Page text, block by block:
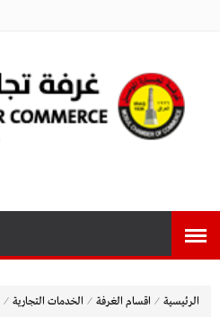
الرئيسية ⁄ اقسام الغرفة ⁄ الخدمات التجارية ⁄